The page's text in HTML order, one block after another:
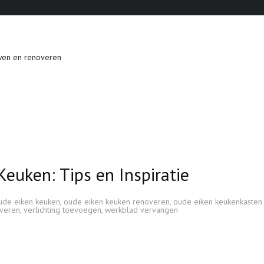
en renoveren
Tips en Inspiratie
eiken keuken, oude eiken keuken renoveren, oude eiken keukenkasten
, verlichting toevoegen, werkblad vervangen